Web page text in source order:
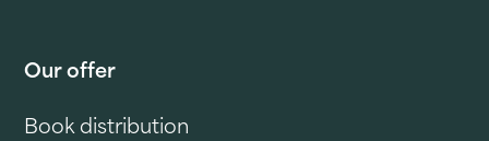
Our offer
Book distribution